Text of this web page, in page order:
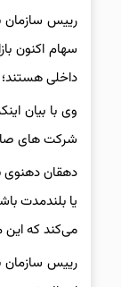
رییس سازمان
داخلی هستند؛
وی با بیان
شرکت های
دهقان دهنوی
یا بلندمدت
می‌کند که
رییس سازمان